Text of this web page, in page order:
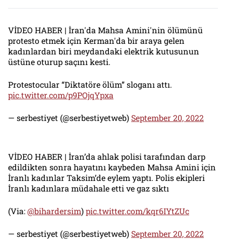
VİDEO HABER | İran'da Mahsa Amini'nin ölümünü
protesto etmek için Kerman'da bir araya gelen
kadınlardan biri meydandaki elektrik kutusunun
üstüne oturup saçını kesti.
Protestocular “Diktatöre ölüm” sloganı attı.
pic.twitter.com/p9POjqYpxa
— serbestiyet (@serbestiyetweb) September 20, 2022
VİDEO HABER | İran’da ahlak polisi tarafından darp
edildikten sonra hayatını kaybeden Mahsa Amini için
İranlı kadınlar Taksim’de eylem yaptı. Polis ekipleri
İranlı kadınlara müdahale etti ve gaz sıktı
(Via:@bihardersim)pic.twitter.com/kqr6IYtZUc
— serbestiyet (@serbestiyetweb) September 20, 2022